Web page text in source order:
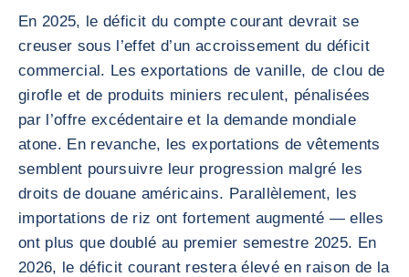
En 2025, le déficit du compte courant devrait se
creuser sous l’effet d’un accroissement du déficit
commercial. Les exportations de vanille, de clou de
girofle et de produits miniers reculent, pénalisées
par l’offre excédentaire et la demande mondiale
atone. En revanche, les exportations de vêtements
semblent poursuivre leur progression malgré les
droits de douane américains. Parallèlement, les
importations de riz ont fortement augmenté — elles
ont plus que doublé au premier semestre 2025. En
2026, le déficit courant restera élevé en raison de la